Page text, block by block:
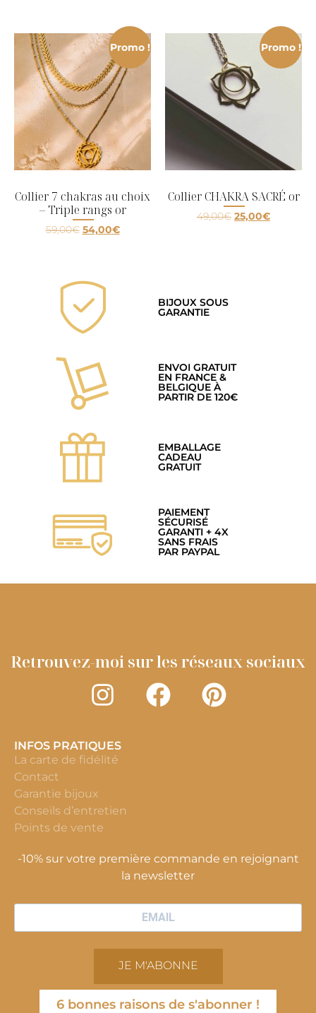
Promo !
Collier 7 chakras au choix
– Triple rangs or
59,00€ 54,00€
Promo !
Collier CHAKRA SACRÉ or
49,00€ 25,00€
BIJOUX SOUS
GARANTIE
ENVOI GRATUIT
EN FRANCE &
BELGIQUE À
PARTIR DE 120€
EMBALLAGE
CADEAU
GRATUIT
PAIEMENT
SÉCURISÉ
GARANTI + 4X
SANS FRAIS
PAR PAYPAL
Retrouvez-moi sur les réseaux sociaux
INFOS PRATIQUES
La carte de fidélité
Contact
Garantie bijoux
Conseils d’entretien
Points de vente
-10% sur votre première commande en rejoignant
la newsletter
JE M'ABONNE
6 bonnes raisons de s'abonner !